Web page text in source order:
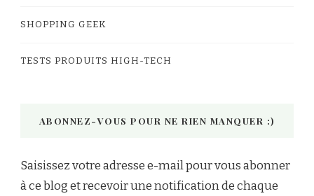
SHOPPING GEEK
TESTS PRODUITS HIGH-TECH
ABONNEZ-VOUS POUR NE RIEN MANQUER :)
Saisissez votre adresse e-mail pour vous abonner
à ce blog et recevoir une notification de chaque